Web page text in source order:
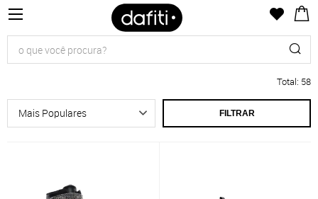
Total: 58
FILTRAR